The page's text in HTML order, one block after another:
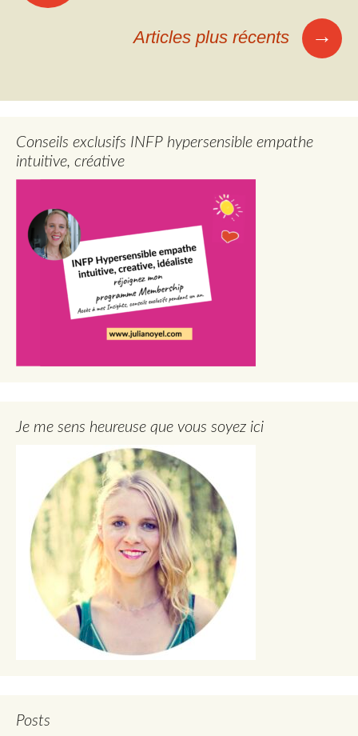
Articles plus récents →
Conseils exclusifs INFP hypersensible empathe
intuitive, créative
Je me sens heureuse que vous soyez ici
Posts